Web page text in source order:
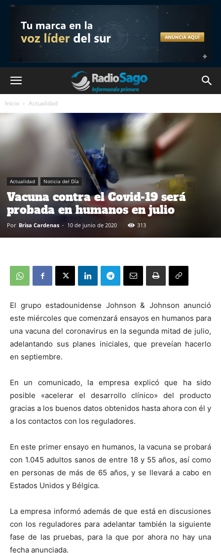
Inicio Actualidad
Actualidad Noticia del Día
Vacuna contra el Covid-19 será
probada en humanos en julio
Por Brisa Cardenas - 10 de junio de 2020 313
El grupo estadounidense Johnson & Johnson anunció
este miércoles que comenzará ensayos en humanos para
una vacuna del coronavirus en la segunda mitad de julio,
adelantando sus planes iniciales, que preveían hacerlo
en septiembre.
En un comunicado, la empresa explicó que ha sido
posible «acelerar el desarrollo clínico» del producto
gracias a los buenos datos obtenidos hasta ahora con él y
a los contactos con los reguladores.
En este primer ensayo en humanos, la vacuna se probará
con 1.045 adultos sanos de entre 18 y 55 años, así como
en personas de más de 65 años, y se llevará a cabo en
Estados Unidos y Bélgica.
La empresa informó además de que está en discusiones
con los reguladores para adelantar también la siguiente
fase de las pruebas, para la que por ahora no hay una
fecha anunciada.